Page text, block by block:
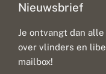
Nieuwsbrief
Je ontvangt dan
over vlinders en
mailbox!